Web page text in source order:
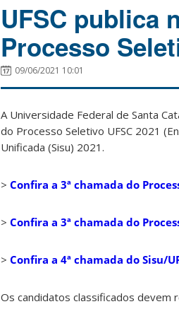
UFSC publica
Processo
09/06/2021 10:01
A Universidade Federal de Santa
do Processo Seletivo UFSC 2021
Unificada (Sisu) 2021.
> Confira a 3ª chamada do
> Confira a 3ª chamada do
> Confira a 4ª chamada do Sisu/
Os candidatos classificados devem